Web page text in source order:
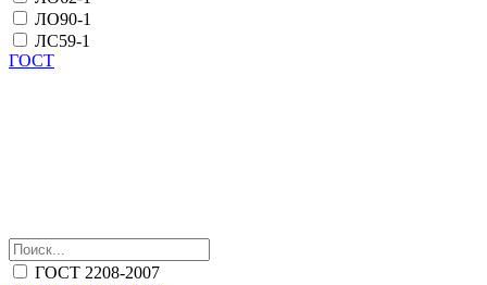
ЛО90-1
ЛС59-1
ГОСТ
ГОСТ 2208-2007